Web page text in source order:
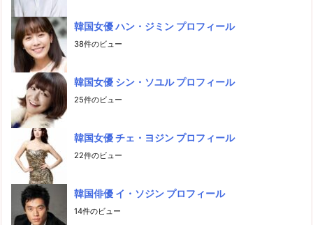
韓国女優 ハン・ジミン プロフィール
38件のビュー
韓国女優 シン・ソユル プロフィール
25件のビュー
韓国女優 チェ・ヨジン プロフィール
22件のビュー
韓国俳優 イ・ソジン プロフィール
14件のビュー